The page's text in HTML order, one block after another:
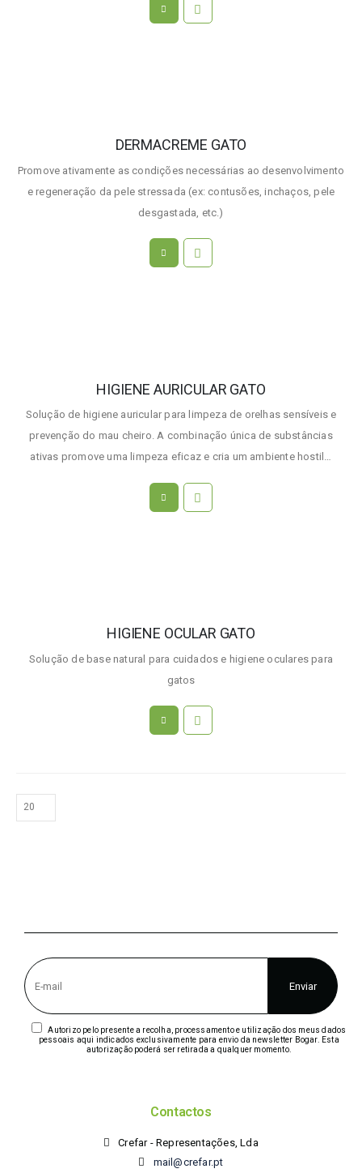
DERMACREME GATO
Promove ativamente as condições necessárias ao desenvolvimento
e regeneração da pele stressada (ex: contusões, inchaços, pele
desgastada, etc.)
HIGIENE AURICULAR GATO
Solução de higiene auricular para limpeza de orelhas sensíveis e
prevenção do mau cheiro. A combinação única de substâncias
ativas promove uma limpeza eficaz e cria um ambiente hostil…
HIGIENE OCULAR GATO
Solução de base natural para cuidados e higiene oculares para
gatos
Autorizo pelo presente a recolha, processamento e utilização dos meus dados
pessoais aqui indicados exclusivamente para envio da newsletter Bogar. Esta
autorização poderá ser retirada a qualquer momento.
Contactos
Crefar - Representações, Lda
mail@crefar.pt